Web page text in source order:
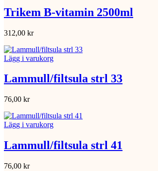
Trikem B-vitamin 2500ml
312,00 kr
Lägg i varukorg
Lammull/filtsula strl 33
76,00 kr
Lägg i varukorg
Lammull/filtsula strl 41
76,00 kr